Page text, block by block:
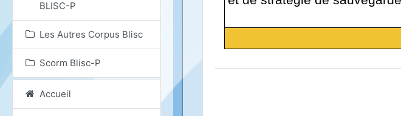
BLISC-P
Les Autres Corpus Blisc
Scorm Blisc-P
Accueil